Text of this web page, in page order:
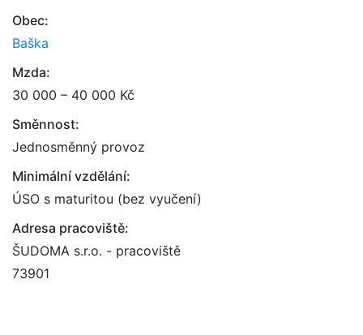
Obec:
Baška
Mzda:
30 000 – 40 000 Kč
Směnnost:
Jednosměnný provoz
Minimální vzdělání:
ÚSO s maturitou (bez vyučení)
Adresa pracoviště:
ŠUDOMA s.r.o. - pracoviště
73901